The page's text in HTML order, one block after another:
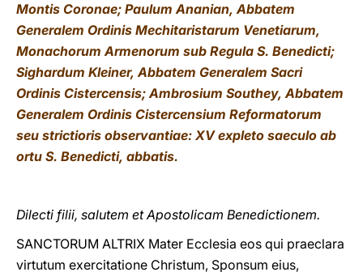
Montis Coronae; Paulum Ananian, Abbatem
Generalem Ordinis Mechitaristarum Venetiarum,
Monachorum Armenorum sub Regula S. Benedicti;
Sighardum Kleiner, Abbatem Generalem Sacri
Ordinis Cistercensis; Ambrosium Southey, Abbatem
Generalem Ordinis Cistercensium Reformatorum
seu strictioris observantiae: XV expleto saeculo ab
ortu S. Benedicti, abbatis.
Dilecti filii, salutem et Apostolicam Benedictionem.
SANCTORUM ALTRIX Mater Ecclesia eos qui praeclara
virtutum exercitatione Christum, Sponsum eius,